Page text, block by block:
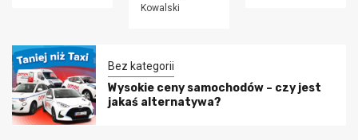
Kowalski
Bez kategorii
Wysokie ceny samochodów – czy jest
jakaś alternatywa?